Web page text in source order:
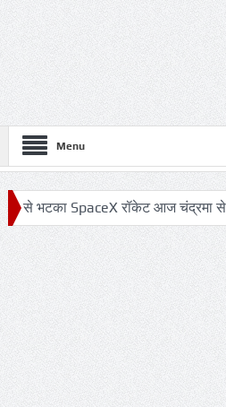
Menu
SpaceX रॉकेट आज चंद्रमा से टकराएगा